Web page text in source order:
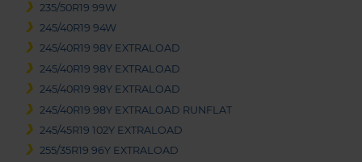
235/50R19 99W
245/40R19 94W
245/40R19 98Y EXTRALOAD
245/40R19 98Y EXTRALOAD
245/40R19 98Y EXTRALOAD
245/40R19 98Y EXTRALOAD RUNFLAT
245/45R19 102Y EXTRALOAD
255/35R19 96Y EXTRALOAD